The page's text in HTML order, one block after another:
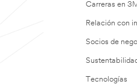
Carreras en
Relación con
Socios de
Tecnologías